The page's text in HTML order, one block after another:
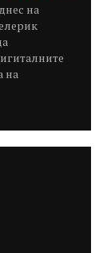
на
на